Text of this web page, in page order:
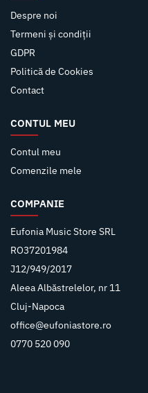
Despre noi
Termeni și condiții
GDPR
Politică de Cookies
Contact
CONTUL MEU
Contul meu
Comenzile mele
COMPANIE
Eufonia Music Store SRL
RO37201984
J12/949/2017
Aleea Albăstrelelor, nr 11
Cluj-Napoca
office@eufoniastore.ro
0770 520 090